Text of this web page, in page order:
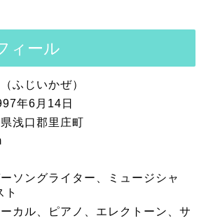
ィール
ふじいかぜ）
年6月14日
浅口郡里庄町
ソングライター、ミュージシャ
ト
カル、ピアノ、エレクトーン、サ